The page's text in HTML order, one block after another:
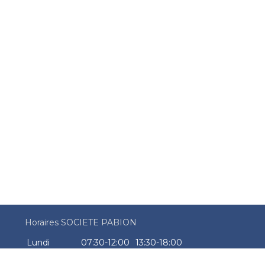
Horaires SOCIETE PABION
Lundi
07:30-12:00
13:30-18:00